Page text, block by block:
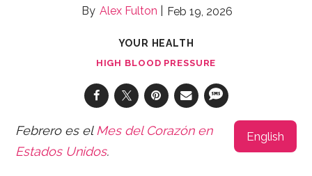
Alex Fulton Feb 19, 2026
YOUR HEALTH
HIGH BLOOD PRESSURE
English
Febrero es el Mes del Corazón en
Estados Unidos.